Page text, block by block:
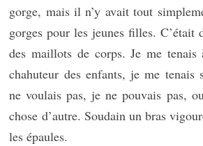
gorge, mais il n’y avait tout
gorges pour les jeunes filles. C’était
des maillots de corps. Je me tenais
chahuteur des enfants, je me tenais
ne voulais pas, je ne pouvais pas,
chose d’autre. Soudain un bras
les épaules.